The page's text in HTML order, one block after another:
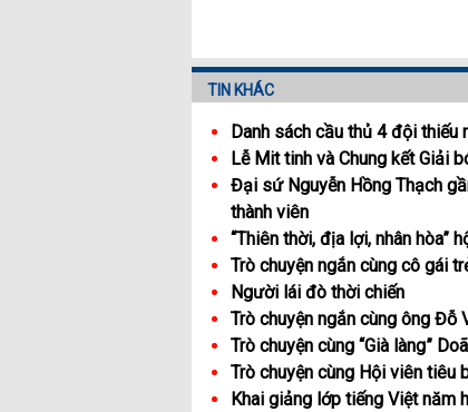
TIN KHÁC
Danh sách cầu thủ 4 đội
Lễ Mit tinh và Chung kết Giải
Đại sứ Nguyễn Hồng Thạch
thành viên
“Thiên thời, địa lợi, nhân hòa”
Trò chuyện ngắn cùng cô gái
Người lái đò thời chiến
Trò chuyện ngắn cùng ông Đỗ
Trò chuyện cùng “Già làng”
Trò chuyện cùng Hội viên tiêu
Khai giảng lớp tiếng Việt năm